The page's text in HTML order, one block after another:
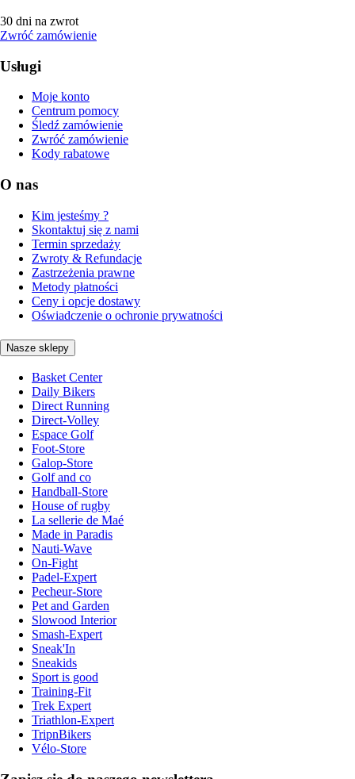
30 dni na zwrot
Zwróć zamówienie
Usługi
Moje konto
Centrum pomocy
Śledź zamówienie
Zwróć zamówienie
Kody rabatowe
O nas
Kim jesteśmy ?
Skontaktuj się z nami
Termin sprzedaży
Zwroty & Refundacje
Zastrzeżenia prawne
Metody płatności
Ceny i opcje dostawy
Oświadczenie o ochronie prywatności
Nasze sklepy
Basket Center
Daily Bikers
Direct Running
Direct-Volley
Espace Golf
Foot-Store
Galop-Store
Golf and co
Handball-Store
House of rugby
La sellerie de Maé
Made in Paradis
Nauti-Wave
On-Fight
Padel-Expert
Pecheur-Store
Pet and Garden
Slowood Interior
Smash-Expert
Sneak'In
Sneakids
Sport is good
Training-Fit
Trek Expert
Triathlon-Expert
TripnBikers
Vélo-Store